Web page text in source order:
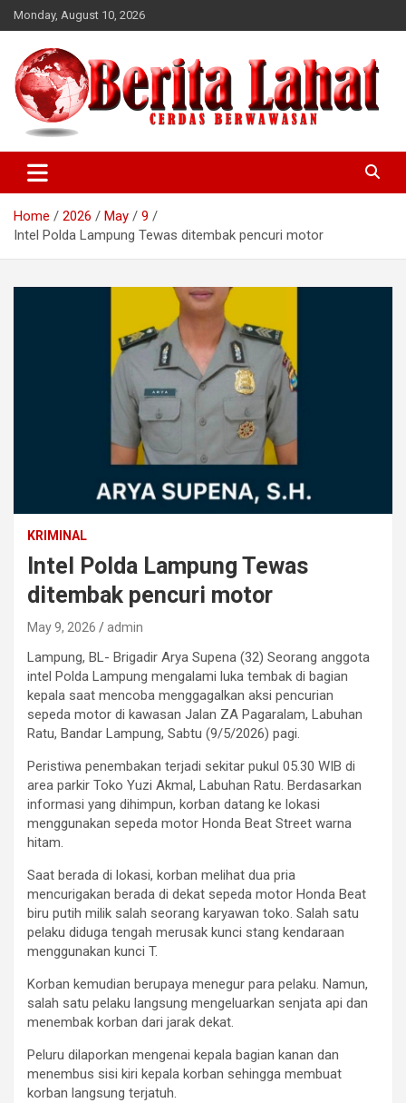
Skip
to
content
Monday, August 10, 2026
Cerdas
Home 2026 May
9
Intel Polda Lampung Tewas ditembak pencuri motor
KRIMINAL
Intel Polda Lampung Tewas
ditembak pencuri motor
May 9, 2026 admin
Lampung, BL- Brigadir Arya Supena (32) Seorang anggota
intel Polda Lampung mengalami luka tembak di bagian
kepala saat mencoba menggagalkan aksi pencurian
sepeda motor di kawasan Jalan ZA Pagaralam, Labuhan
Ratu, Bandar Lampung, Sabtu (9/5/2026) pagi.
Peristiwa penembakan terjadi sekitar pukul 05.30 WIB di
area parkir Toko Yuzi Akmal, Labuhan Ratu. Berdasarkan
informasi yang dihimpun, korban datang ke lokasi
menggunakan sepeda motor Honda Beat Street warna
hitam.
Saat berada di lokasi, korban melihat dua pria
mencurigakan berada di dekat sepeda motor Honda Beat
biru putih milik salah seorang karyawan toko. Salah satu
pelaku diduga tengah merusak kunci stang kendaraan
menggunakan kunci T.
Korban kemudian berupaya menegur para pelaku. Namun,
salah satu pelaku langsung mengeluarkan senjata api dan
menembak korban dari jarak dekat.
Peluru dilaporkan mengenai kepala bagian kanan dan
menembus sisi kiri kepala korban sehingga membuat
korban langsung terjatuh.